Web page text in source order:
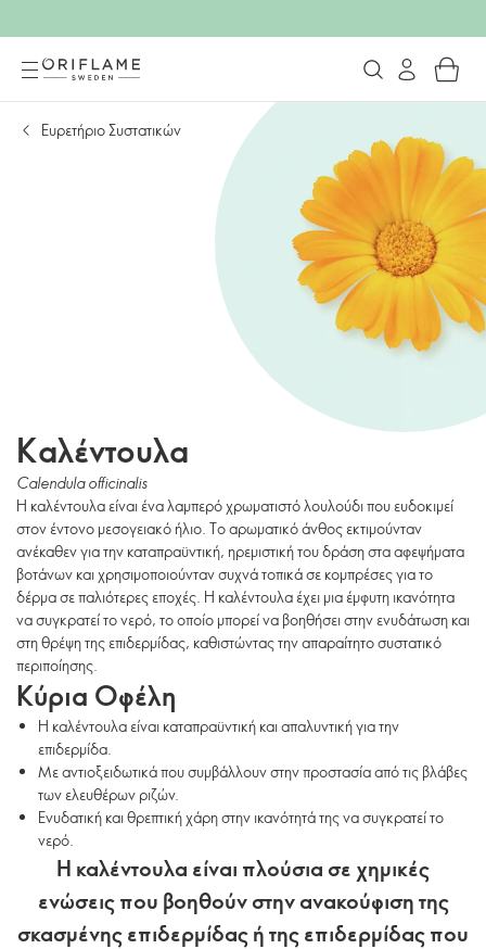
Ευρετήριο Συστατικών
Καλέντουλα
Calendula officinalis
Η καλέντουλα είναι ένα λαμπερό χρωματιστό λουλούδι που ευδοκιμεί
στον έντονο μεσογειακό ήλιο. Το αρωματικό άνθος εκτιμούνταν
ανέκαθεν για την καταπραϋντική, ηρεμιστική του δράση στα αφεψήματα
βοτάνων και χρησιμοποιούνταν συχνά τοπικά σε κομπρέσες για το
δέρμα σε παλιότερες εποχές. Η καλέντουλα έχει μια έμφυτη ικανότητα
να συγκρατεί το νερό, το οποίο μπορεί να βοηθήσει στην ενυδάτωση και
στη θρέψη της επιδερμίδας, καθιστώντας την απαραίτητο συστατικό
περιποίησης.
Κύρια Οφέλη
Η καλέντουλα είναι καταπραϋντική και απαλυντική για την
επιδερμίδα.
Με αντιοξειδωτικά που συμβάλλουν στην προστασία από τις βλάβες
των ελευθέρων ριζών.
Ενυδατική και θρεπτική χάρη στην ικανότητά της να συγκρατεί το
νερό.
Η καλέντουλα είναι πλούσια σε χημικές
ενώσεις που βοηθούν στην ανακούφιση της
σκασμένης επιδερμίδας ή της επιδερμίδας που